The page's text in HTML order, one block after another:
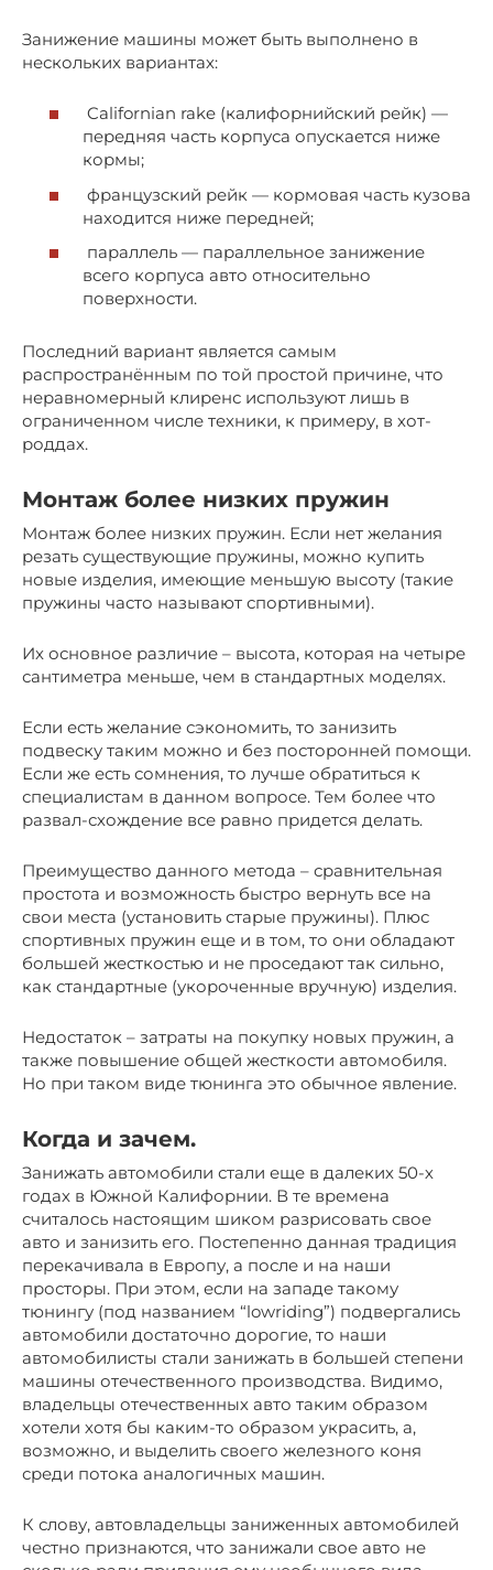
Занижение машины может быть выполнено в
нескольких вариантах:
Californian rake (калифорнийский рейк) —
передняя часть корпуса опускается ниже
кормы;
французский рейк — кормовая часть кузова
находится ниже передней;
параллель — параллельное занижение
всего корпуса авто относительно
поверхности.
Последний вариант является самым
распространённым по той простой причине, что
неравномерный клиренс используют лишь в
ограниченном числе техники, к примеру, в хот-
роддах.
Монтаж более низких пружин
Монтаж более низких пружин. Если нет желания
резать существующие пружины, можно купить
новые изделия, имеющие меньшую высоту (такие
пружины часто называют спортивными).
Их основное различие – высота, которая на четыре
сантиметра меньше, чем в стандартных моделях.
Если есть желание сэкономить, то занизить
подвеску таким можно и без посторонней помощи.
Если же есть сомнения, то лучше обратиться к
специалистам в данном вопросе. Тем более что
развал-схождение все равно придется делать.
Преимущество данного метода – сравнительная
простота и возможность быстро вернуть все на
свои места (установить старые пружины). Плюс
спортивных пружин еще и в том, то они обладают
большей жесткостью и не проседают так сильно,
как стандартные (укороченные вручную) изделия.
Недостаток – затраты на покупку новых пружин, а
также повышение общей жесткости автомобиля.
Но при таком виде тюнинга это обычное явление.
Когда и зачем.
Занижать автомобили стали еще в далеких 50-х
годах в Южной Калифорнии. В те времена
считалось настоящим шиком разрисовать свое
авто и занизить его. Постепенно данная традиция
перекачивала в Европу, а после и на наши
просторы. При этом, если на западе такому
тюнингу (под названием “lowriding”) подвергались
автомобили достаточно дорогие, то наши
автомобилисты стали занижать в большей степени
машины отечественного производства. Видимо,
владельцы отечественных авто таким образом
хотели хотя бы каким-то образом украсить, а,
возможно, и выделить своего железного коня
среди потока аналогичных машин.
К слову, автовладельцы заниженных автомобилей
честно признаются, что занижали свое авто не